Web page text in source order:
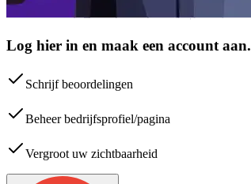
Log hier in en maak een account aan.
Schrijf beoordelingen
Beheer bedrijfsprofiel/pagina
Vergroot uw zichtbaarheid